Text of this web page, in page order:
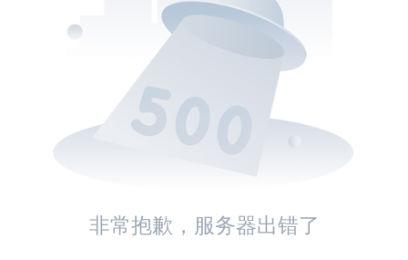
非常抱歉，服务器出错了